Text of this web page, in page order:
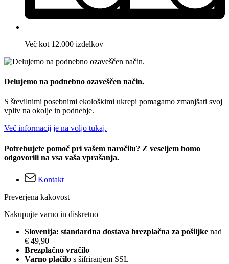
Več kot 12.000 izdelkov
Delujemo na podnebno ozaveščen način.
S številnimi posebnimi ekološkimi ukrepi pomagamo zmanjšati svoj
vpliv na okolje in podnebje.
Več informacij je na voljo tukaj.
Potrebujete pomoč pri vašem naročilu? Z veseljem bomo
odgovorili na vsa vaša vprašanja.
Kontakt
Preverjena kakovost
Nakupujte varno in diskretno
Slovenija: standardna dostava brezplačna za pošiljke nad
€ 49,90
Brezplačno vračilo
Varno plačilo s šifriranjem SSL